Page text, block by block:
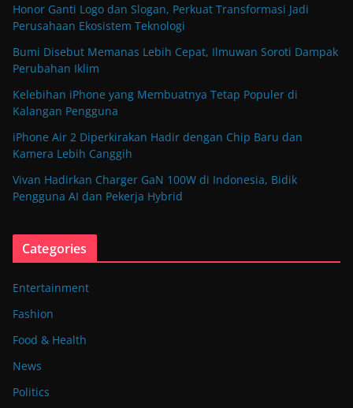
Honor Ganti Logo dan Slogan, Perkuat Transformasi Jadi
Perusahaan Ekosistem Teknologi
Bumi Disebut Memanas Lebih Cepat, Ilmuwan Soroti Dampak
Perubahan Iklim
Kelebihan iPhone yang Membuatnya Tetap Populer di
Kalangan Pengguna
iPhone Air 2 Diperkirakan Hadir dengan Chip Baru dan
Kamera Lebih Canggih
Vivan Hadirkan Charger GaN 100W di Indonesia, Bidik
Pengguna AI dan Pekerja Hybrid
Categories
Entertainment
Fashion
Food & Health
News
Politics